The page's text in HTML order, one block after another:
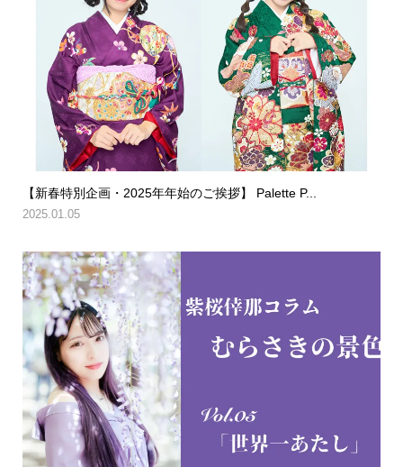
【新春特別企画・2025年年始のご挨拶】 Palette P...
2025.01.05